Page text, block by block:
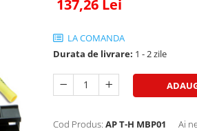
137,26 Lei
LA COMANDA
Durata de livrare: 1 - 2 zile
Cod Produs: AP T-H MBP01 Ai